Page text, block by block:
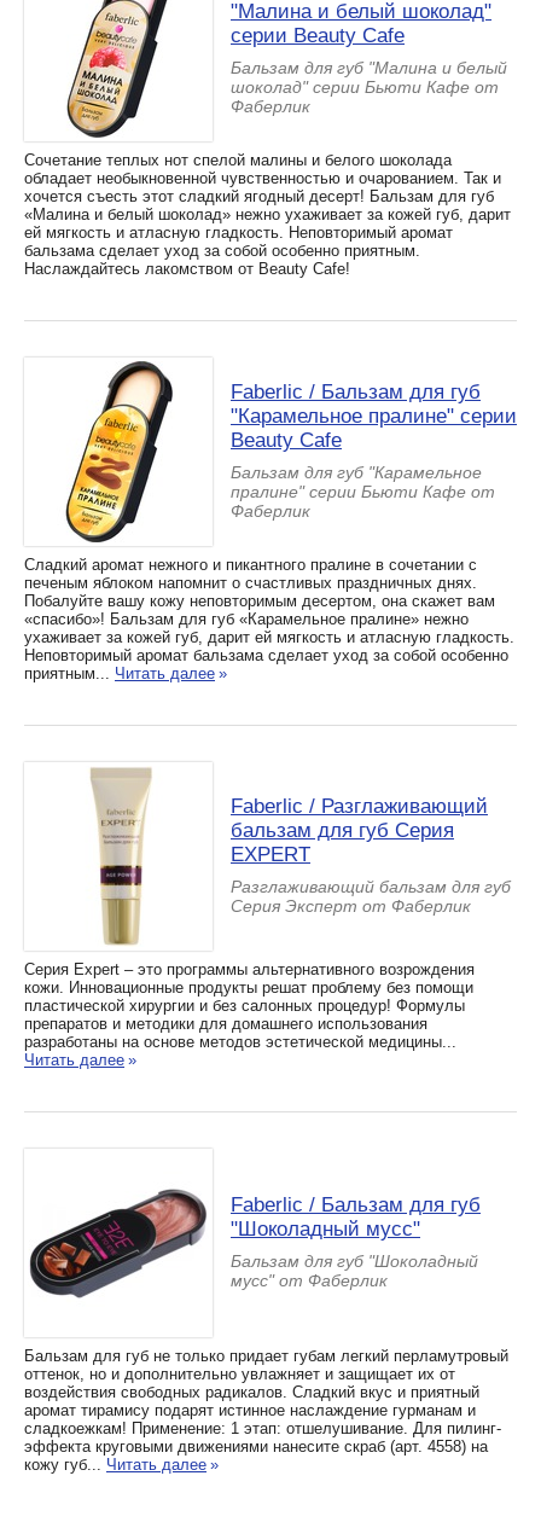
"Малина и белый шоколад"
серии Beauty Cafe
Бальзам для губ "Малина и белый
шоколад" серии Бьюти Кафе от
Фаберлик
Сочетание теплых нот спелой малины и белого шоколада
обладает необыкновенной чувственностью и очарованием. Так и
хочется съесть этот сладкий ягодный десерт! Бальзам для губ
«Малина и белый шоколад» нежно ухаживает за кожей губ, дарит
ей мягкость и атласную гладкость. Неповторимый аромат
бальзама сделает уход за собой особенно приятным.
Наслаждайтесь лакомством от Beauty Cafe!
Faberlic / Бальзам для губ
"Карамельное пралине" серии
Beauty Cafe
Бальзам для губ "Карамельное
пралине" серии Бьюти Кафе от
Фаберлик
Сладкий аромат нежного и пикантного пралине в сочетании с
печеным яблоком напомнит о счастливых праздничных днях.
Побалуйте вашу кожу неповторимым десертом, она скажет вам
«спасибо»! Бальзам для губ «Карамельное пралине» нежно
ухаживает за кожей губ, дарит ей мягкость и атласную гладкость.
Неповторимый аромат бальзама сделает уход за собой особенно
приятным... Читать далее »
Faberlic / Разглаживающий
бальзам для губ Серия
EXPERT
Разглаживающий бальзам для губ
Серия Эксперт от Фаберлик
Серия Expert – это программы альтернативного возрождения
кожи. Инновационные продукты решат проблему без помощи
пластической хирургии и без салонных процедур! Формулы
препаратов и методики для домашнего использования
разработаны на основе методов эстетической медицины...
Читать далее »
Faberlic / Бальзам для губ
"Шоколадный мусс"
Бальзам для губ "Шоколадный
мусс" от Фаберлик
Бальзам для губ не только придает губам легкий перламутровый
оттенок, но и дополнительно увлажняет и защищает их от
воздействия свободных радикалов. Сладкий вкус и приятный
аромат тирамису подарят истинное наслаждение гурманам и
сладкоежкам! Применение: 1 этап: отшелушивание. Для пилинг-
эффекта круговыми движениями нанесите скраб (арт. 4558) на
кожу губ... Читать далее »